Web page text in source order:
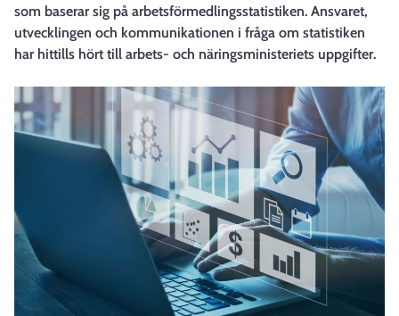
som baserar sig på arbetsförmedlingsstatistiken. Ansvaret,
utvecklingen och kommunikationen i fråga om statistiken
har hittills hört till arbets- och näringsministeriets uppgifter.